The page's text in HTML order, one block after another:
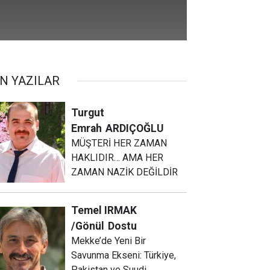
YAZILAR
Turgut
Emrah ARDIÇOĞLU
MÜŞTERİ HER ZAMAN
HAKLIDIR… AMA HER
ZAMAN NAZİK DEĞİLDİR
Temel IRMAK
/Gönül
Dostu
Mekke’de Yeni Bir
Savunma Ekseni: Türkiye,